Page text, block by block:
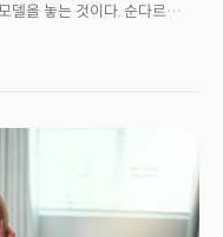
델을 놓는 것이다. 순다르
14일(현지시각) 진행된
자사 대형언어모델(LLM)
강조해 눈길을 끌었다. 최근
드로이드와 스마트폰 픽셀
는 완전히 AI에 사업 초점을
허사비스 딥마인드 CEO가
이스에서만큼은 오픈AI에